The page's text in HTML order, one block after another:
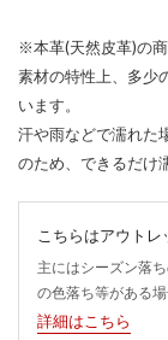
※本革(天然皮革)の
素材の特性上、多少
います。
汗や雨などで濡れた
のため、できるだけ
こちらはアウトレ
主にはシーズン落
の色落ち等がある
詳細はこちら